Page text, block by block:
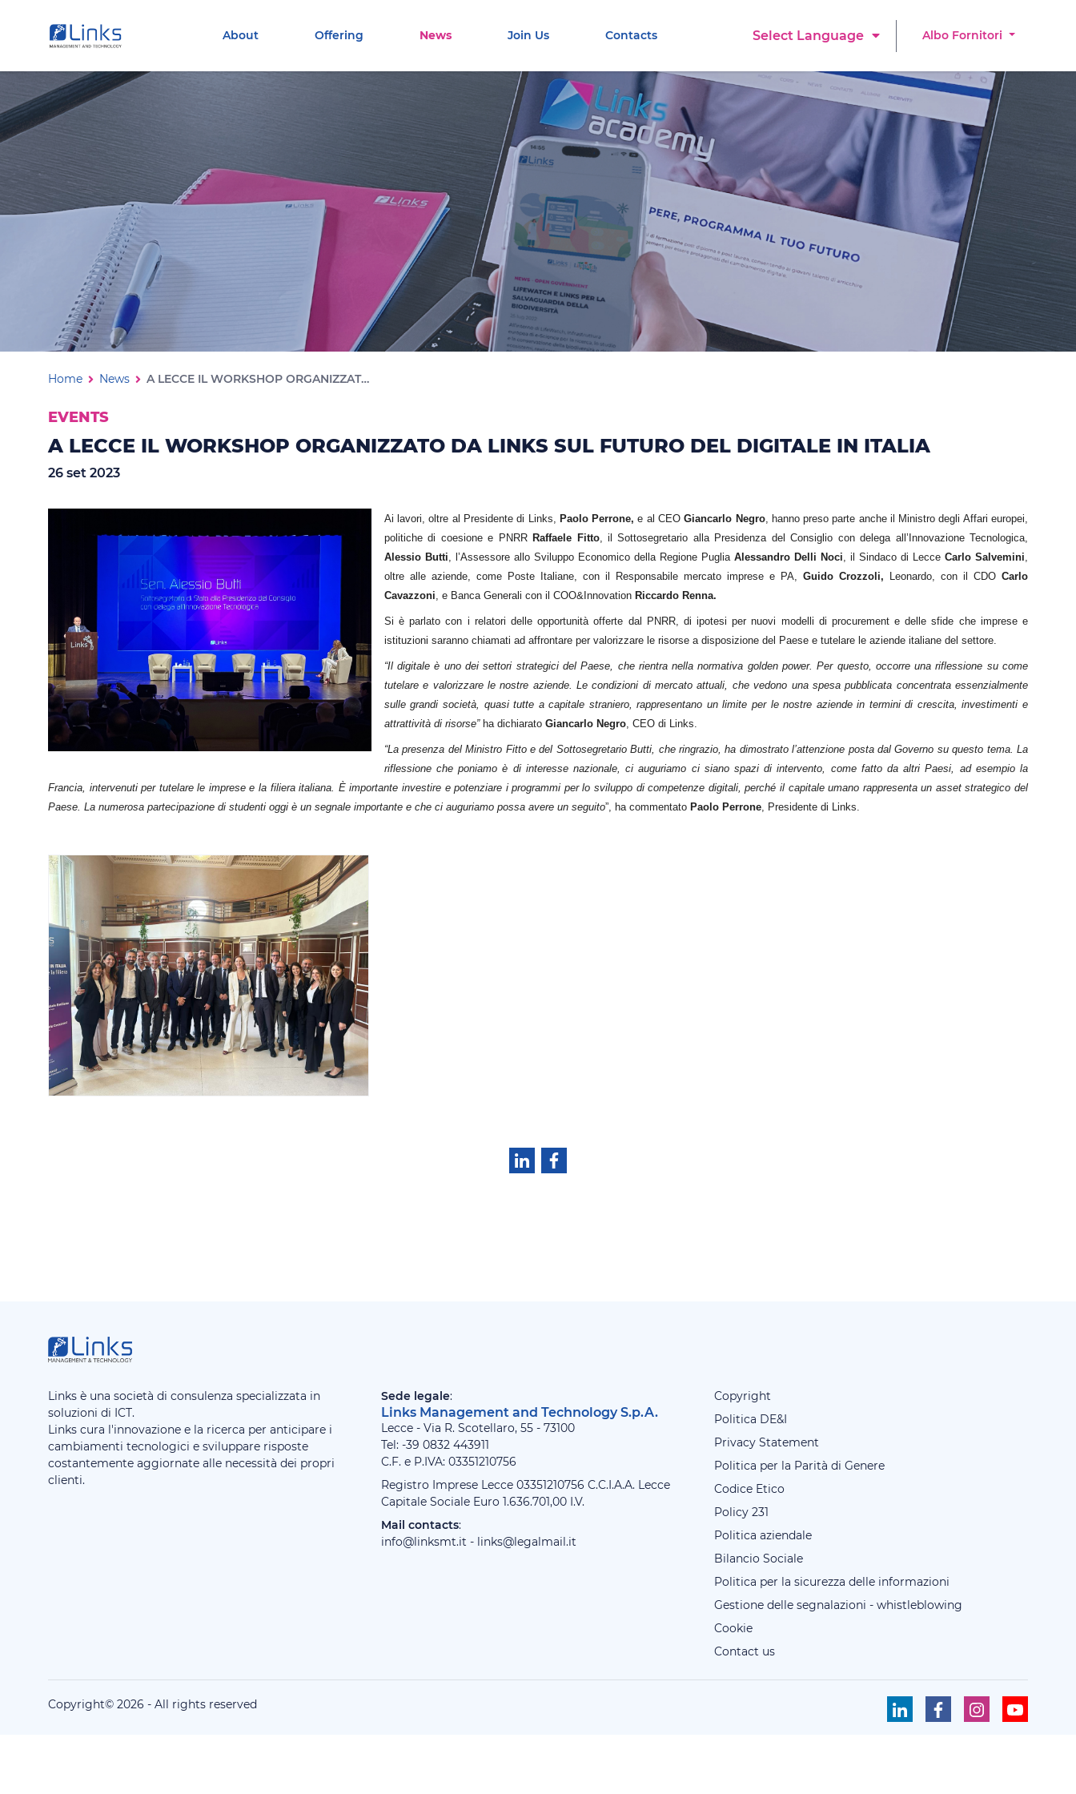
Vai al menu di navigazione
Vai ai contenuti
About Offering News Join Us Contacts Select Language Albo Fornitori
A LECCE IL WORKSHOP ORGANIZZATO DA LINKS SUL FUTURO DEL DIGITALE IN ITALIA
Ti trovi in:
Home News A LECCE IL WORKSHOP ORGANIZZATO DA LINKS SUL FUTURO DEL DIGITALE IN ITALIA
EVENTS
A LECCE IL WORKSHOP ORGANIZZATO DA LINKS SUL FUTURO DEL DIGITALE IN ITALIA
26 set 2023
Ai lavori, oltre al Presidente di Links, Paolo Perrone, e al CEOGiancarlo Negro, hanno preso parte anche il Ministro degli Affari europei,
politiche di coesione e PNRR Raffaele Fitto, il Sottosegretario alla Presidenza del Consiglio con delega all’Innovazione Tecnologica,
Alessio Butti, l’Assessore allo Sviluppo Economico della Regione Puglia Alessandro Delli Noci, il Sindaco di LecceCarlo Salvemini,
oltre alle aziende, come Poste Italiane, con il Responsabile mercato imprese e PA, Guido Crozzoli, Leonardo, con il CDOCarlo
Cavazzoni, e Banca Generali con il COO&Innovation Riccardo Renna.
Si è parlato con i relatori delle opportunità offerte dal PNRR, di ipotesi per nuovi modelli di procurement e delle sfide che imprese e
istituzioni saranno chiamati ad affrontare per valorizzare le risorse a disposizione del Paese e tutelare le aziende italiane del settore.
“Il digitale è uno dei settori strategici del Paese, che rientra nella normativa golden power. Per questo, occorre una riflessione su come
tutelare e valorizzare le nostre aziende. Le condizioni di mercato attuali, che vedono una spesa pubblicata concentrata essenzialmente
sulle grandi società, quasi tutte a capitale straniero, rappresentano un limite per le nostre aziende in termini di crescita, investimenti e
attrattività di risorse” ha dichiarato Giancarlo Negro, CEO di Links.
“La presenza del Ministro Fitto e del Sottosegretario Butti, che ringrazio, ha dimostrato l’attenzione posta dal Governo su questo tema. La
riflessione che poniamo è di interesse nazionale, ci auguriamo ci siano spazi di intervento, come fatto da altri Paesi, ad esempio la
Francia, intervenuti per tutelare le imprese e la filiera italiana. È importante investire e potenziare i programmi per lo sviluppo di competenze digitali, perché il capitale umano rappresenta un asset strategico del
Paese. La numerosa partecipazione di studenti oggi è un segnale importante e che ci auguriamo possa avere un seguito”, ha commentato Paolo Perrone, Presidente di Links.
Links è una società di consulenza specializzata in
soluzioni di ICT.
Links cura l'innovazione e la ricerca per anticipare i
cambiamenti tecnologici e sviluppare risposte
costantemente aggiornate alle necessità dei propri
clienti.
Sede legale:
Links Management and Technology S.p.A.
Lecce - Via R. Scotellaro, 55 - 73100
Tel: -39 0832 443911
C.F. e P.IVA: 03351210756
Registro Imprese Lecce 03351210756 C.C.I.A.A. Lecce
Capitale Sociale Euro 1.636.701,00 I.V.
Mail contacts:
info@linksmt.it - links@legalmail.it
Copyright
Politica DE&I
Privacy Statement
Politica per la Parità di Genere
Codice Etico
Policy 231
Politica aziendale
Bilancio Sociale
Politica per la sicurezza delle informazioni
Gestione delle segnalazioni - whistleblowing
Cookie
Contact us
Copyright© 2026 - All rights reserved